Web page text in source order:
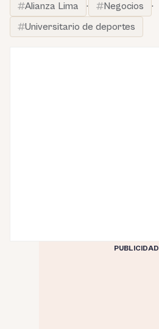
Alianza Lima
· Negocios
·
Universitario de deportes
PUBLICIDAD